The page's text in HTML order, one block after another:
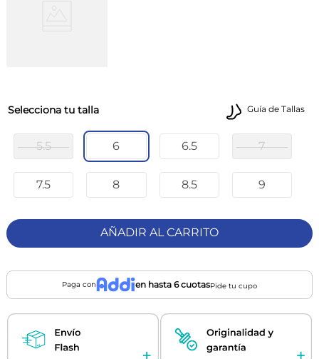
Guía de Tallas
talla
5.5 6 6.5 7
7.5 8 8.5 9
AÑADIR AL CARRITO
Paga con en hasta 6 cuotasPide tu cupo